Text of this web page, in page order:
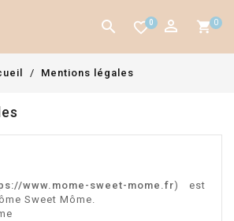
0

favorite_border0

Mentions légales
www.mome-sweet-mome.fr) est
Sweet Môme.